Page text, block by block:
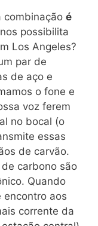
combinação é
possibilita
Los Angeles?
par de
de aço e
o fone e
voz ferem
no bocal (o
essas
de carvão.
carbono são
Quando
encontro aos
corrente da